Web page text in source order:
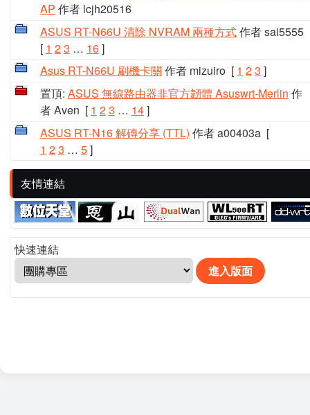
AP 作者 lcjh20516
ASUS RT-N66U 清除 NVRAM 兩種方式作者 sai5555
[ 1 23 … 16]
Asus RT-N66U 刷機卡關 作者 mizuiro[ 1 23 ]
置頂: ASUS 無線路由器非官方韌體 Asuswrt-Merlin 作
者 Aven [ 1 23 … 14]
ASUS RT-N16 解磚分享 (TTL) 作者 a00403a[
1 23 … 5]
友情連結
快速連結